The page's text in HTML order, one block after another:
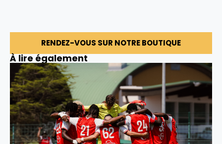
RENDEZ-VOUS SUR NOTRE BOUTIQUE
À lire également